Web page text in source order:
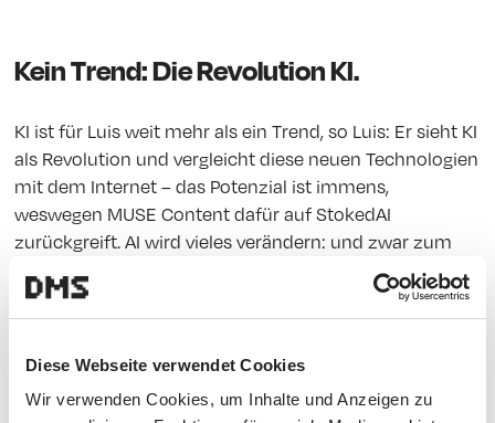
Diese Webseite verwendet Cookies
Wir verwenden Cookies, um Inhalte und Anzeigen zu
Kein Trend: Die Revolution KI.
KI ist für Luis weit mehr als ein Trend, so Luis: Er sieht KI
als Revolution und vergleicht diese neuen Technologien
mit dem Internet – das Potenzial ist immens,
weswegen MUSE Content dafür auf StokedAI
zurückgreift. AI wird vieles verändern: und zwar zum
erreichen eine Geschwindigkeit, die vorher nie
da war: In allen Bereichen. KI berührt alles und